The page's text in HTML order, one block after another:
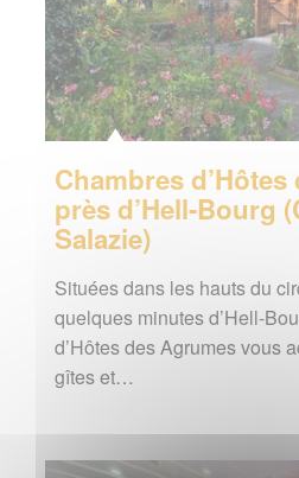
Chambres
près d’Hell-Bourg
Salazie)
Situées dans les hauts du
quelques minutes d’Hell-
d’Hôtes des Agrumes vous
gîtes et…